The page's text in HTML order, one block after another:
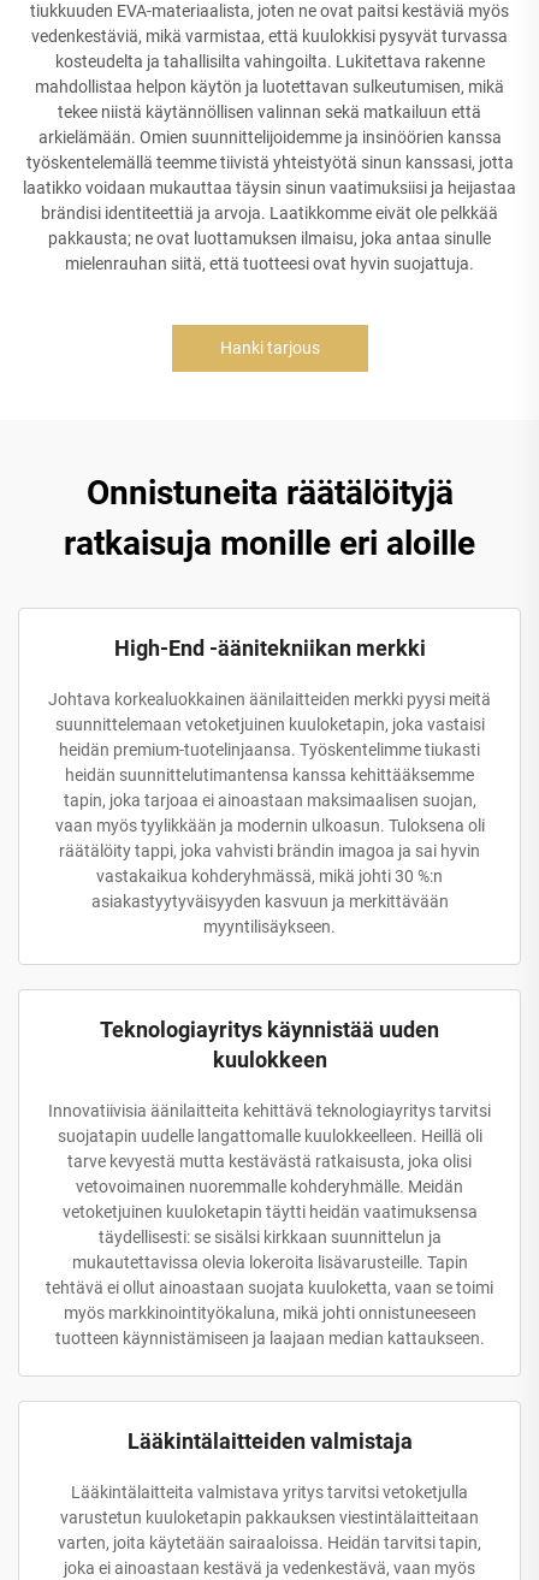
tiukkuuden EVA-materiaalista, joten ne ovat paitsi kestäviä myös
vedenkestäviä, mikä varmistaa, että kuulokkisi pysyvät turvassa
kosteudelta ja tahallisilta vahingoilta. Lukitettava rakenne
mahdollistaa helpon käytön ja luotettavan sulkeutumisen, mikä
tekee niistä käytännöllisen valinnan sekä matkailuun että
arkielämään. Omien suunnittelijoidemme ja insinöörien kanssa
työskentelemällä teemme tiivistä yhteistyötä sinun kanssasi, jotta
laatikko voidaan mukauttaa täysin sinun vaatimuksiisi ja heijastaa
brändisi identiteettiä ja arvoja. Laatikkomme eivät ole pelkkää
pakkausta; ne ovat luottamuksen ilmaisu, joka antaa sinulle
mielenrauhan siitä, että tuotteesi ovat hyvin suojattuja.
Hanki tarjous
Onnistuneita räätälöityjä
ratkaisuja monille eri aloille
High-End -äänitekniikan merkki
Johtava korkealuokkainen äänilaitteiden merkki pyysi meitä
suunnittelemaan vetoketjuinen kuuloketapin, joka vastaisi
heidän premium-tuotelinjaansa. Työskentelimme tiukasti
heidän suunnittelutimantensa kanssa kehittääksemme
tapin, joka tarjoaa ei ainoastaan maksimaalisen suojan,
vaan myös tyylikkään ja modernin ulkoasun. Tuloksena oli
räätälöity tappi, joka vahvisti brändin imagoa ja sai hyvin
vastakaikua kohderyhmässä, mikä johti 30 %:n
asiakastyytyväisyyden kasvuun ja merkittävään
myyntilisäykseen.
Teknologiayritys käynnistää uuden
kuulokkeen
Innovatiivisia äänilaitteita kehittävä teknologiayritys tarvitsi
suojatapin uudelle langattomalle kuulokkeelleen. Heillä oli
tarve kevyestä mutta kestävästä ratkaisusta, joka olisi
vetovoimainen nuoremmalle kohderyhmälle. Meidän
vetoketjuinen kuuloketapin täytti heidän vaatimuksensa
täydellisesti: se sisälsi kirkkaan suunnittelun ja
mukautettavissa olevia lokeroita lisävarusteille. Tapin
tehtävä ei ollut ainoastaan suojata kuuloketta, vaan se toimi
myös markkinointityökaluna, mikä johti onnistuneeseen
tuotteen käynnistämiseen ja laajaan median kattaukseen.
Lääkintälaitteiden valmistaja
Lääkintälaitteita valmistava yritys tarvitsi vetoketjulla
varustetun kuuloketapin pakkauksen viestintälaitteitaan
varten, joita käytetään sairaaloissa. Heidän tarvitsi tapin,
joka ei ainoastaan kestävä ja vedenkestävä, vaan myös